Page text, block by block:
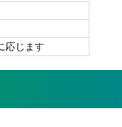
応じます